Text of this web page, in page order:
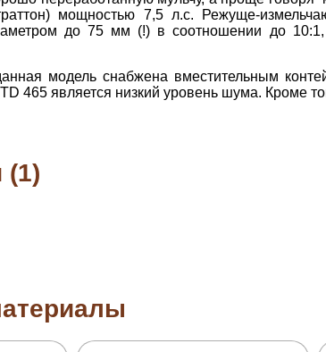
мощностью 7,5 л.с. Режуще-
до 75 мм (!) в соотношении до 10:1,
модель снабжена вместительным
465 является низкий уровень шума. Кроме
(1)